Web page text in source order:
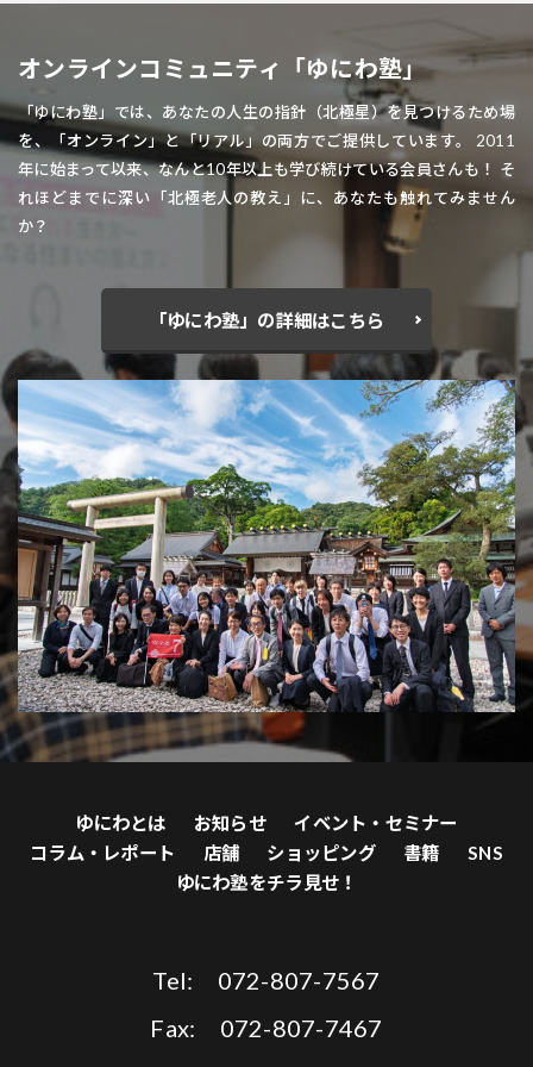
オンラインコミュニティ「ゆにわ塾」
「ゆにわ塾」では、あなたの人生の指針（北極星）を見つけるため場
を、「オンライン」と「リアル」の両方でご提供しています。 2011
年に始まって以来、なんと10年以上も学び続けている会員さんも！ そ
れほどまでに深い「北極老人の教え」に、あなたも触れてみません
か？
「ゆにわ塾」の詳細はこちら
ゆにわとは お知らせ
イベント・セミナー
コラム・レポート
店舗 ショッピング 書籍
SNS
ゆにわ塾をチラ見せ！
Tel: 072-807-7567
Fax: 072-807-7467